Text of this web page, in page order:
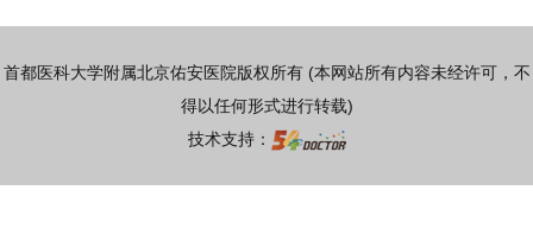
首都医科大学附属北京佑安医院版权所有 (本网站所有内容未经许可，不
得以任何形式进行转载)
技术支持：